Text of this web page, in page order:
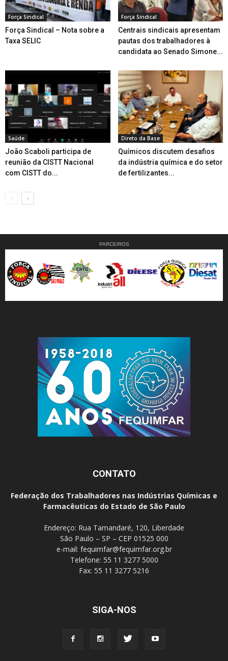
Força Sindical
Força Sindical – Nota sobre a
Taxa SELIC
Força Sindical
Centrais sindicais apresentam
pautas dos trabalhadores à
candidata ao Senado Simone...
Saúde
João Scaboli participa de
reunião da CISTT Nacional
com CISTT do...
Direto da Base
Químicos discutem desafios
da indústria química e do setor
de fertilizantes...
PARCEIROS
CONTATO
Federação dos Trabalhadores nas Indústrias Químicas e
Farmacêuticas do Estado de São Paulo
Endereço: Rua Tamandaré, 120, Liberdade
São Paulo – SP – CEP 01525 000
e-mail: fequimfar@fequimfar.org.br
Telefone: 55 11 3277 5000
Fax: 55 11 3277 5216
SIGA-NOS